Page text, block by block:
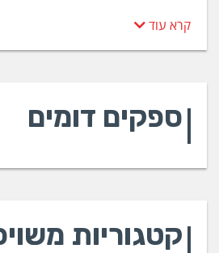
קרא עוד
ספקים דומים
קטגוריות